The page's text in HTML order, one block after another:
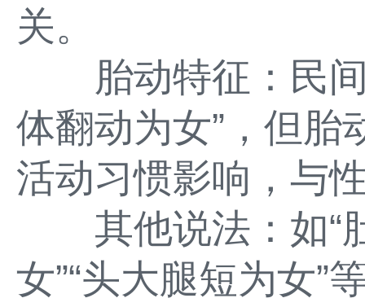
关。
胎动特征：民间
体翻动为女”，但胎
活动习惯影响，与
其他说法：如“
女”“头大腿短为女”